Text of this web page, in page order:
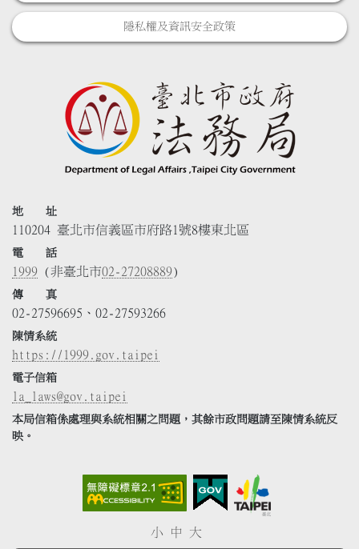
隱私權及資訊安全政策
地 址
110204 臺北市信義區市府路1號8樓東北區
電 話
1999 (非臺北市02-27208889)
傳 真
02-27596695、02-27593266
陳情系統
https://1999.gov.taipei
電子信箱
la_laws@gov.taipei
本局信箱係處理與系統相關之問題，其餘市政問題請至陳情系統反
映。
小 中 大